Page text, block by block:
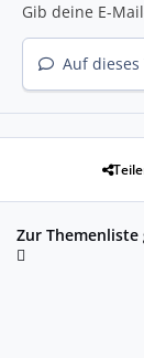
Auf
Zur Themenliste